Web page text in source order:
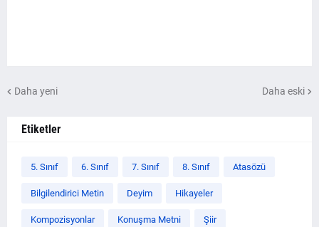
Daha yeni Daha eski
Etiketler
5. Sınıf 6. Sınıf 7. Sınıf 8. Sınıf Atasözü
Bilgilendirici Metin Deyim Hikayeler
Kompozisyonlar Konuşma Metni Şiir